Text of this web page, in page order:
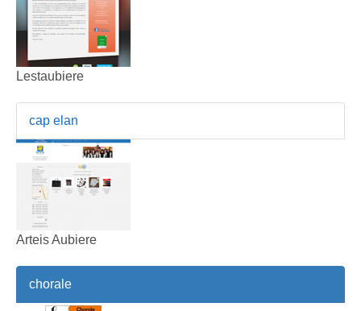
Lestaubiere
cap elan
Arteis Aubiere
chorale